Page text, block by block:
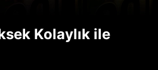
Kolaylık ile